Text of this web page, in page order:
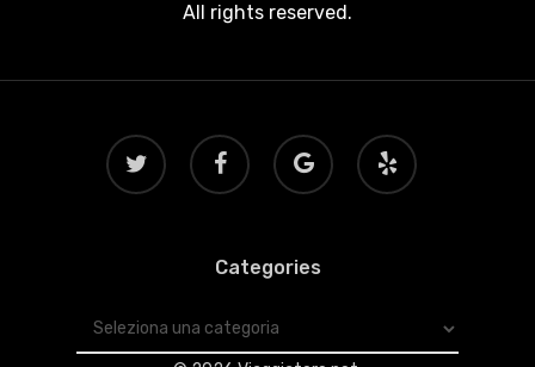
All rights reserved.
twitter facebook
google-
plus
yelp
Categories
Categories